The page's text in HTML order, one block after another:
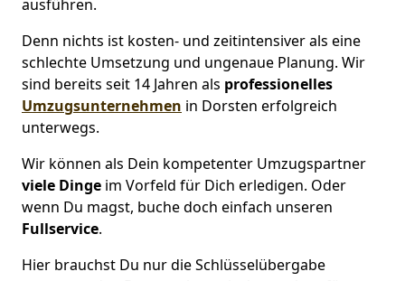
ausführen.
Denn nichts ist kosten- und zeitintensiver als eine
schlechte Umsetzung und ungenaue Planung. Wir
sind bereits seit 14 Jahren als professionelles
Umzugsunternehmen in Dorsten erfolgreich
unterwegs.
Wir können als Dein kompetenter Umzugspartner
viele Dinge im Vorfeld für Dich erledigen. Oder
wenn Du magst, buche doch einfach unseren
Fullservice.
Hier brauchst Du nur die Schlüsselübergabe